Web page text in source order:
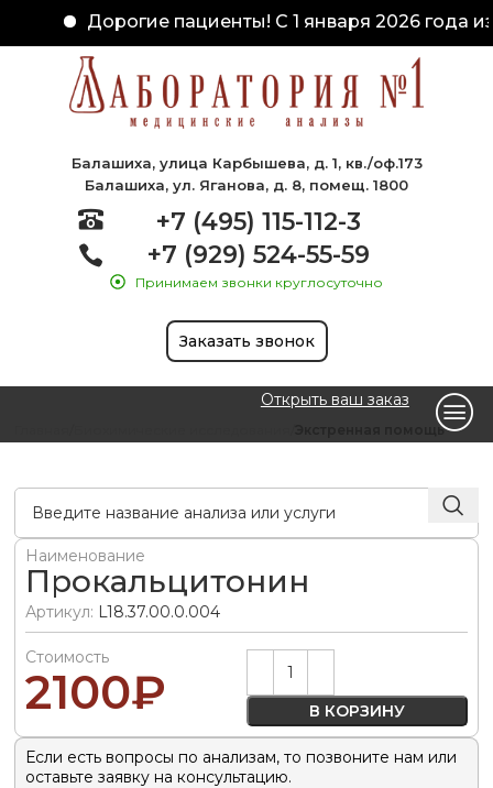
Дорогие пациенты! С 1 января 2026 года
Балашиха, улица Карбышева, д. 1, кв./оф.173
Балашиха, ул. Яганова, д. 8, помещ. 1800
+7 (495) 115-112-3
+7 (929) 524-55-59
Принимаем звонки круглосуточно
Заказать звонок
Открыть ваш заказ
Экстренная помощь
Наименование
Прокальцитонин
Артикул: L18.37.00.0.004
Стоимость
2100₽ В КОРЗИНУ
Alternative:
Если есть вопросы по анализам, то позвоните нам или
оставьте заявку на консультацию.